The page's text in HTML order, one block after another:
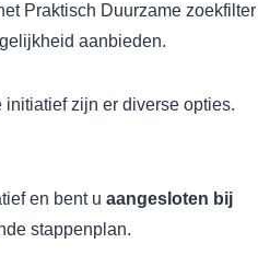
Praktisch Duurzame
aanbieden.
zijn er diverse opties.
en bent u aangesloten bij
stappenplan.